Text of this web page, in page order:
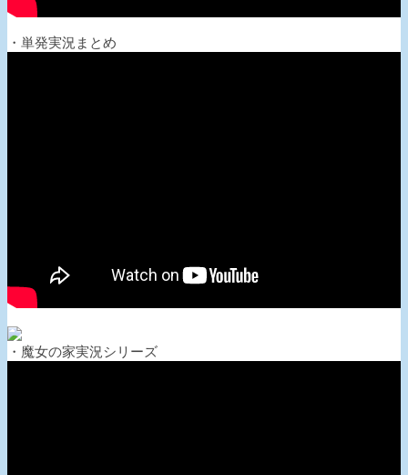
・単発実況まとめ
・魔女の家実況シリーズ